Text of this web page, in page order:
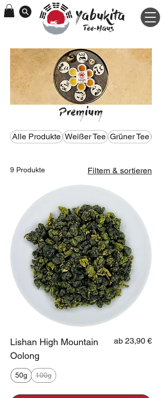
Yabukita
Tee-Haus
Premium
Alle Produkte Weißer Tee Grüner Tee
9 Produkte Filtern & sortieren
Lishan High Mountain
Oolong
ab 23,90 €
Sale-Preis
50g 100g